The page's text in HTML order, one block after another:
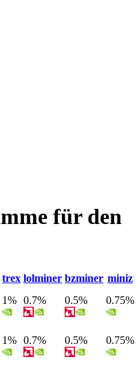
für den
trex lolminer bzminer miniz
1% 0.7% 0.5% 0.75%
1% 0.7% 0.5% 0.75%